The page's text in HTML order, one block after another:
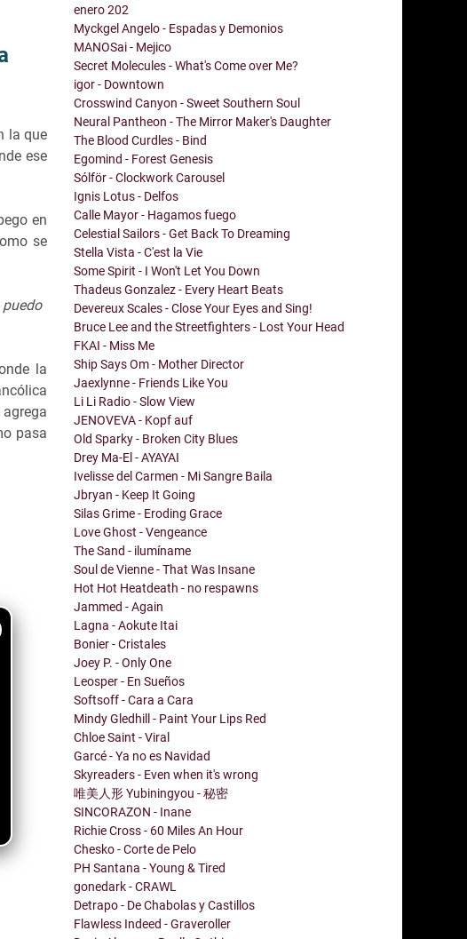
la que
ese
en
se
la
pasa
enero202
Myckgel Angelo - Espadas y Demonios
MANOSai - Mejico
Secret Molecules - What's Come over Me?
igor - Downtown
Crosswind Canyon - Sweet Southern Soul
Neural Pantheon - The Mirror Maker's Daughter
The Blood Curdles - Bind
Egomind - Forest Genesis
Sólför - Clockwork Carousel
Ignis Lotus - Delfos
Calle Mayor - Hagamos fuego
Celestial Sailors - Get Back To Dreaming
Stella Vista - C'est la Vie
Some Spirit - I Won't Let You Down
Thadeus Gonzalez - Every Heart Beats
Devereux Scales - Close Your Eyes and Sing!
Bruce Lee and the Streetfighters - Lost Your Head
FKAI - Miss Me
Ship Says Om - Mother Director
Jaexlynne - Friends Like You
Li Li Radio - Slow View
JENOVEVA - Kopf auf
Old Sparky - Broken City Blues
Drey Ma-El - AYAYAI
Ivelisse del Carmen - Mi Sangre Baila
Jbryan - Keep It Going
Silas Grime - Eroding Grace
Love Ghost - Vengeance
The Sand - ilumíname
Soul de Vienne - That Was Insane
Hot Hot Heatdeath - no respawns
Jammed - Again
Lagna - Aokute Itai
Bonier - Cristales
Joey P. - Only One
Leosper - En Sueños
Softsoff - Cara a Cara
Mindy Gledhill - Paint Your Lips Red
Chloe Saint - Viral
Garcé - Ya no es Navidad
Skyreaders - Even when it's wrong
唯美人形 Yubiningyou - 秘密
SINCORAZON - Inane
Richie Cross - 60 Miles An Hour
Chesko - Corte de Pelo
PH Santana - Young & Tired
gonedark - CRAWL
Detrapo - De Chabolas y Castillos
Flawless Indeed - Graveroller